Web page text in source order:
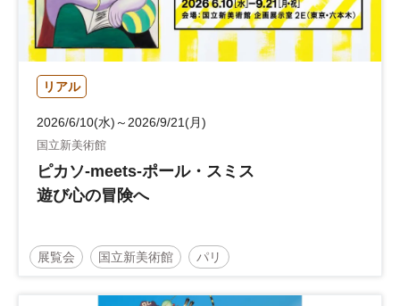
リアル
2026/6/10(水)～2026/9/21(月)
国立新美術館
ピカソ-meets-ポール・スミス
遊び心の冒険へ
展覧会 国立新美術館 パリ